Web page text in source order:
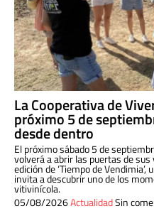
La Cooperativa de
próximo 5 de
desde dentro
El próximo sábado 5 de
volverá a abrir las puertas de
edición de ‘Tiempo de
invita a descubrir uno de los
vitivinícola.
05/08/2026ActualidadSin